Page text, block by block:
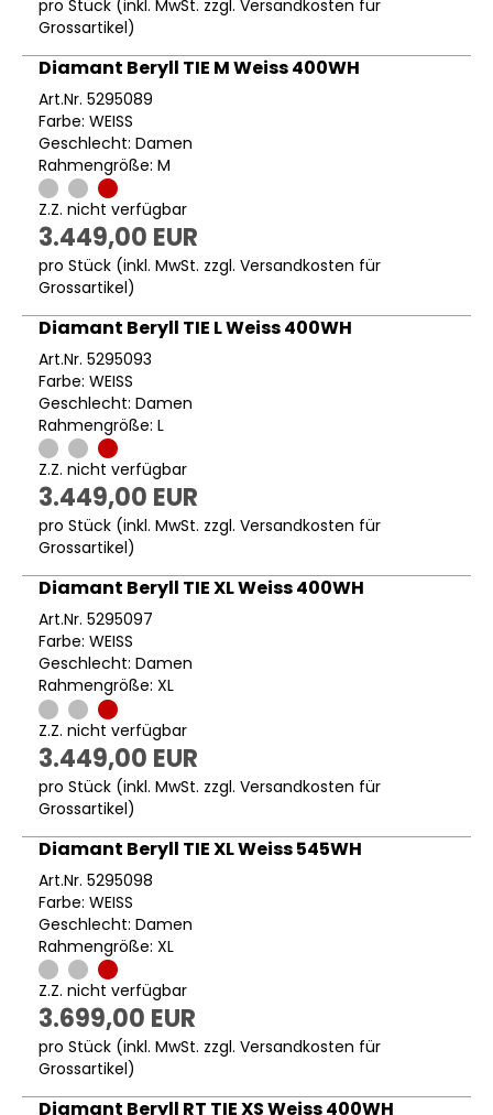
pro Stück (inkl. MwSt. zzgl. Versandkosten für
Grossartikel)
Diamant Beryll TIE M Weiss 400WH
Art.Nr. 5295089
Farbe: WEISS
Geschlecht: Damen
Rahmengröße: M
Z.Z. nicht verfügbar
3.449,00 EUR
pro Stück (inkl. MwSt. zzgl. Versandkosten für
Grossartikel)
Diamant Beryll TIE L Weiss 400WH
Art.Nr. 5295093
Farbe: WEISS
Geschlecht: Damen
Rahmengröße: L
Z.Z. nicht verfügbar
3.449,00 EUR
pro Stück (inkl. MwSt. zzgl. Versandkosten für
Grossartikel)
Diamant Beryll TIE XL Weiss 400WH
Art.Nr. 5295097
Farbe: WEISS
Geschlecht: Damen
Rahmengröße: XL
Z.Z. nicht verfügbar
3.449,00 EUR
pro Stück (inkl. MwSt. zzgl. Versandkosten für
Grossartikel)
Diamant Beryll TIE XL Weiss 545WH
Art.Nr. 5295098
Farbe: WEISS
Geschlecht: Damen
Rahmengröße: XL
Z.Z. nicht verfügbar
3.699,00 EUR
pro Stück (inkl. MwSt. zzgl. Versandkosten für
Grossartikel)
Diamant Beryll RT TIE XS Weiss 400WH